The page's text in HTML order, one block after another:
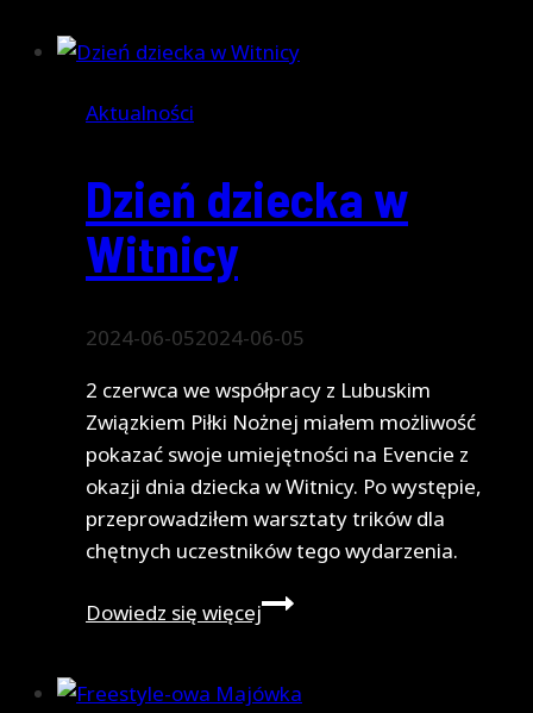
Torzymiu
Aktualności
Dzień dziecka w
Witnicy
2024-06-052024-06-05
2 czerwca we współpracy z Lubuskim
Związkiem Piłki Nożnej miałem możliwość
pokazać swoje umiejętności na Evencie z
okazji dnia dziecka w Witnicy. Po występie,
przeprowadziłem warsztaty trików dla
chętnych uczestników tego wydarzenia.
Dowiedz się więcejDzień
Witnicy